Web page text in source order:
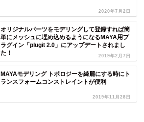
2020年7月2日
オリジナルパーツをモデリングして登録すれば簡
単にメッシュに埋め込めるようになるMAYA用プ
ラグイン「plugit 2.0」にアップデートされまし
た！
2019年2月7日
MAYAモデリング トポロジーを綺麗にする時にト
ランスフォームコンストレイントが便利
2019年11月28日